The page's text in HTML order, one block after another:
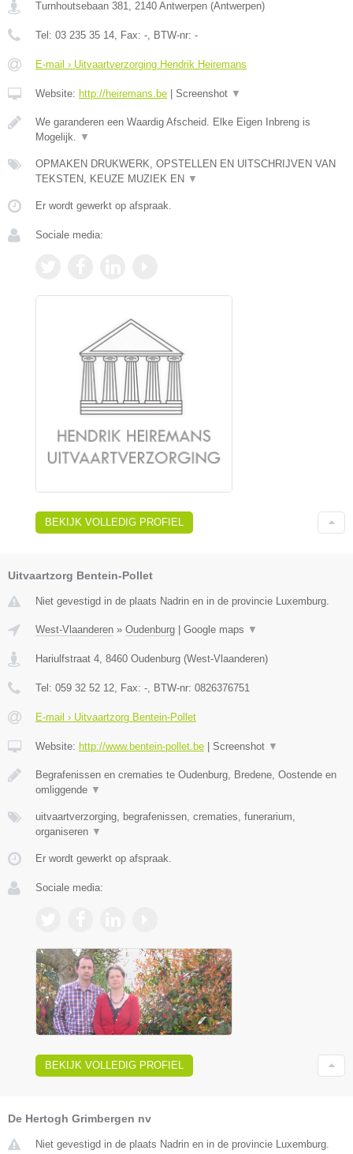
Turnhoutsebaan 381 2140 Antwerpen (Antwerpen)
Tel: 03 235 35 14 , Fax: - , BTW-nr: -
E-mail › Uitvaartverzorging Hendrik Heiremans
Website: http://heiremans.be | Screenshot ▼
We garanderen een Waardig Afscheid. Elke Eigen Inbreng is
Mogelijk.
▼
OPMAKEN DRUKWERK, OPSTELLEN EN UITSCHRIJVEN VAN
TEKSTEN, KEUZE MUZIEK EN ▼
Er wordt gewerkt op afspraak.
Sociale media:
BEKIJK VOLLEDIG PROFIEL
Uitvaartzorg Bentein-Pollet
Niet gevestigd in de plaats Nadrin en in de provincie Luxemburg.
West-Vlaanderen » Oudenburg | Google maps ▼
Hariulfstraat 4 8460 Oudenburg (West-Vlaanderen)
Tel: 059 32 52 12 , Fax: - , BTW-nr: 0826376751
E-mail › Uitvaartzorg Bentein-Pollet
Website: http://www.bentein-pollet.be | Screenshot ▼
Begrafenissen en crematies te Oudenburg, Bredene, Oostende en
omliggende ▼
uitvaartverzorging, begrafenissen, crematies, funerarium,
organiseren ▼
Er wordt gewerkt op afspraak.
Sociale media:
BEKIJK VOLLEDIG PROFIEL
De Hertogh Grimbergen nv
Niet gevestigd in de plaats Nadrin en in de provincie Luxemburg.